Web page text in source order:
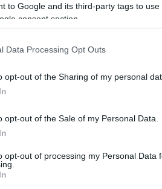
to Google and its third-party tags to
consent section.
Data Processing Opt Outs
opt-out of the Sharing of my personal
opt-out of the Sale of my Personal Data.
opt-out of processing my Personal Data
ritmo serrato, l’intelligenza
si tratta di un semplice
nella vita delle
avvale di